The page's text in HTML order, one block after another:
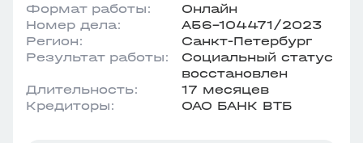
Формат работы:
Онлайн
Номер дела:
А56-104471/2023
Регион:
Санкт-Петербург
Результат работы:
Социальный статус
восстановлен
Длительность:
17 месяцев
Кредиторы:
ОАО БАНК ВТБ